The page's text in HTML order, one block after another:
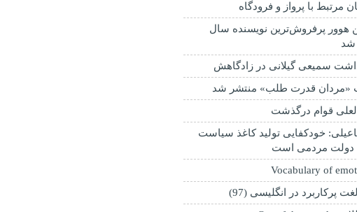
مرتبط با پرواز و فرودگاه
هوور پرفروش‌ترین نویسنده سال
شد
سمیعی گیلانی در زادگاهش
«مردان قدرت طلب» منتشر شد
قوام درگذشت
خودکفایی تولید کاغذ سیاست
مردمی است
Vocabulary of